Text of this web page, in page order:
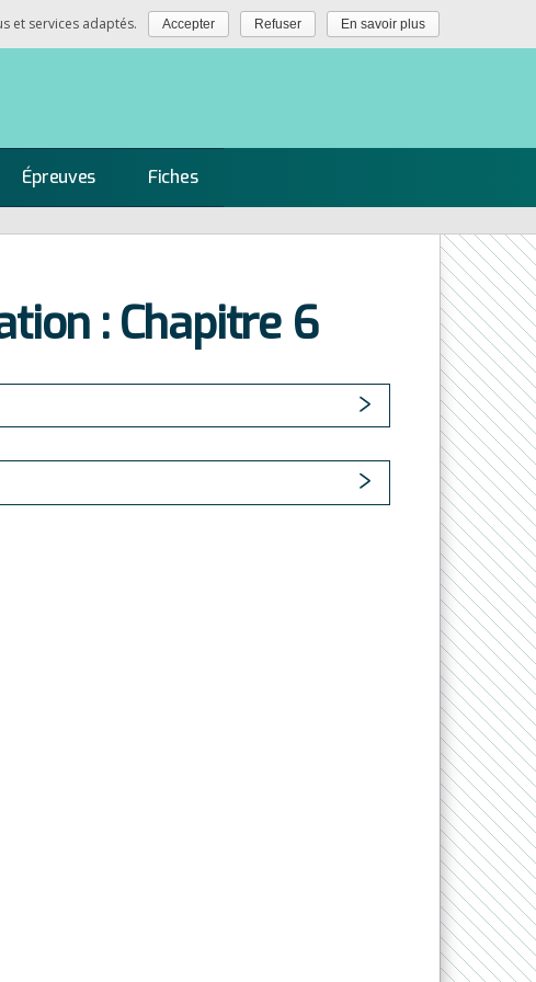
Épreuves Fiches
: Chapitre 6
et services adaptés. Accepter Refuser En savoir plus